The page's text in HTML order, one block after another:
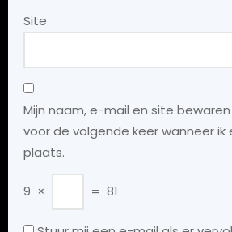
Site
Mijn naam, e-mail en site
voor de volgende keer wanneer ik
plaats.
9 × = 81